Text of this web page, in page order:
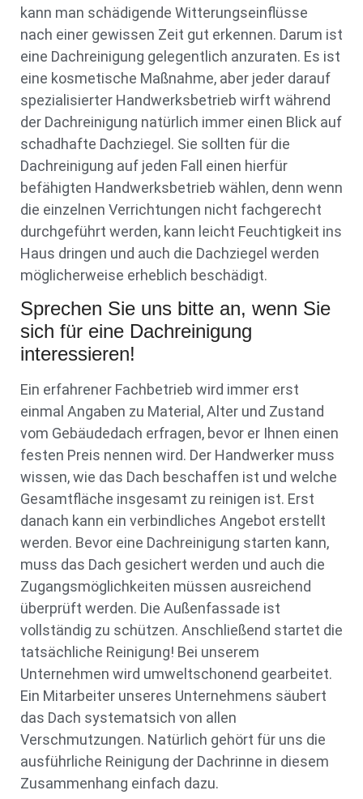
kann man schädigende Witterungseinflüsse
nach einer gewissen Zeit gut erkennen. Darum ist
eine Dachreinigung gelegentlich anzuraten. Es ist
eine kosmetische Maßnahme, aber jeder darauf
spezialisierter Handwerksbetrieb wirft während
der Dachreinigung natürlich immer einen Blick auf
schadhafte Dachziegel. Sie sollten für die
Dachreinigung auf jeden Fall einen hierfür
befähigten Handwerksbetrieb wählen, denn wenn
die einzelnen Verrichtungen nicht fachgerecht
durchgeführt werden, kann leicht Feuchtigkeit ins
Haus dringen und auch die Dachziegel werden
möglicherweise erheblich beschädigt.
Sprechen Sie uns bitte an, wenn Sie
sich für eine Dachreinigung
interessieren!
Ein erfahrener Fachbetrieb wird immer erst
einmal Angaben zu Material, Alter und Zustand
vom Gebäudedach erfragen, bevor er Ihnen einen
festen Preis nennen wird. Der Handwerker muss
wissen, wie das Dach beschaffen ist und welche
Gesamtfläche insgesamt zu reinigen ist. Erst
danach kann ein verbindliches Angebot erstellt
werden. Bevor eine Dachreinigung starten kann,
muss das Dach gesichert werden und auch die
Zugangsmöglichkeiten müssen ausreichend
überprüft werden. Die Außenfassade ist
vollständig zu schützen. Anschließend startet die
tatsächliche Reinigung! Bei unserem
Unternehmen wird umweltschonend gearbeitet.
Ein Mitarbeiter unseres Unternehmens säubert
das Dach systematsich von allen
Verschmutzungen. Natürlich gehört für uns die
ausführliche Reinigung der Dachrinne in diesem
Zusammenhang einfach dazu.